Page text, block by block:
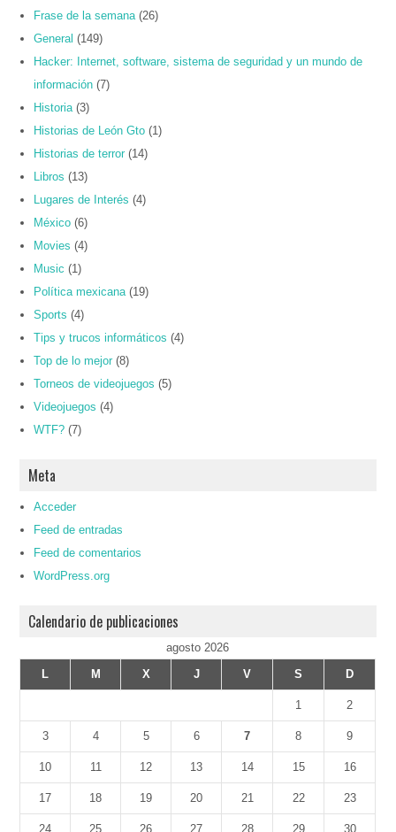
Frase de la semana (26)
General (149)
Hacker: Internet, software, sistema de seguridad y un mundo de
información (7)
Historia (3)
Historias de León Gto (1)
Historias de terror (14)
Libros (13)
Lugares de Interés (4)
México (6)
Movies (4)
Music (1)
Política mexicana (19)
Sports (4)
Tips y trucos informáticos (4)
Top de lo mejor (8)
Torneos de videojuegos (5)
Videojuegos (4)
WTF? (7)
Meta
Acceder
Feed de entradas
Feed de comentarios
WordPress.org
Calendario de publicaciones
agosto 2026
L
M X J V S D
1 2
3 4 5 6 7 8 9
10 11 12 13 14 15 16
17 18 19 20 21 22 23
24 25 26 27 28 29 30